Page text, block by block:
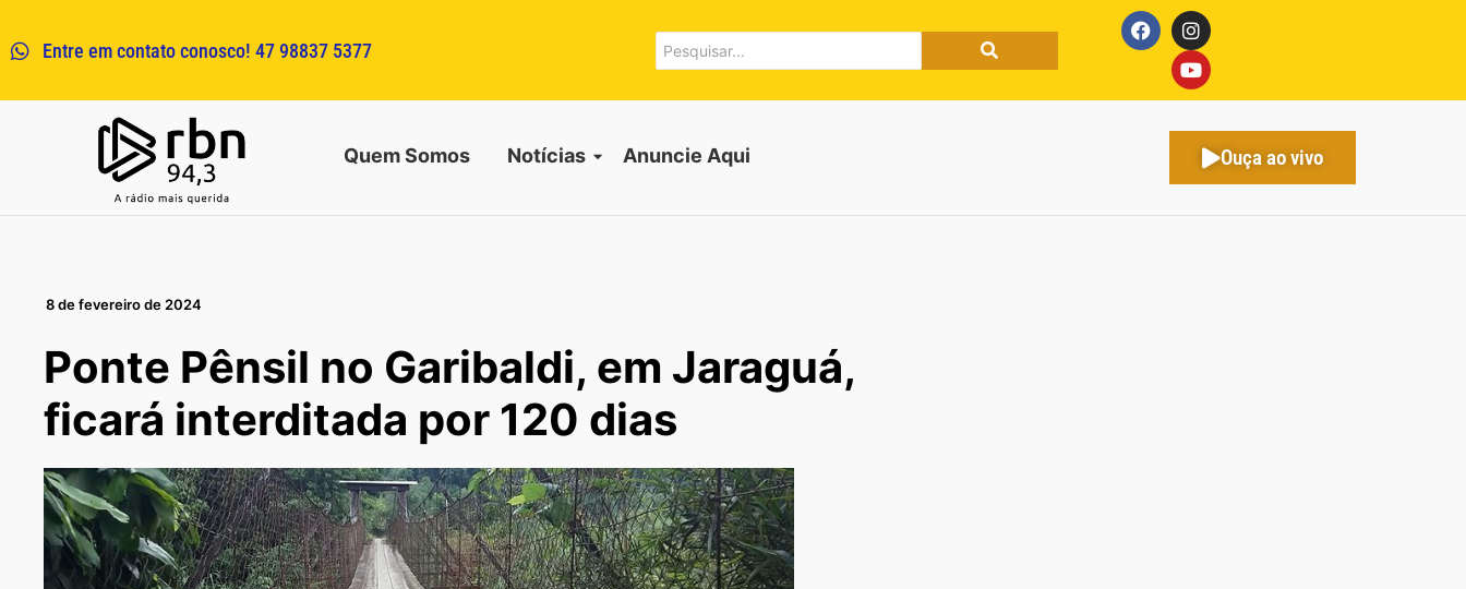
Entre em contato conosco! 47 98837 5377
Quem Somos Notícias Anuncie Aqui Ouça ao vivo
8 de fevereiro de 2024
Ponte Pênsil no Garibaldi, em Jaraguá,
ficará interditada por 120 dias